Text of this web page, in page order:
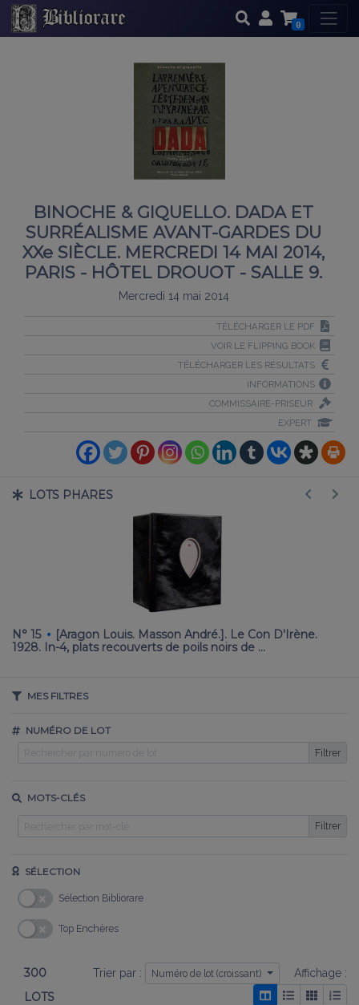
0
BINOCHE & GIQUELLO. DADA ET
SURRÉALISME AVANT-GARDES DU
XXe SIÈCLE. MERCREDI 14 MAI 2014,
PARIS - HÔTEL DROUOT - SALLE 9.
Mercredi 14 mai 2014
TÉLÉCHARGER LE PDF
VOIR LE FLIPPING BOOK
TÉLÉCHARGER LES RÉSULTATS
INFORMATIONS
COMMISSAIRE-PRISEUR
EXPERT
LOTS PHARES
N° 15 · [Aragon Louis. Masson André.]. Le Con D'Irène.
1928. In-4, plats recouverts de poils noirs de …
MES FILTRES
NUMÉRO DE LOT
Filtrer
MOTS-CLÉS
Filtrer
SÉLECTION
Sélection Bibliorare
Top Enchères
300
LOTS
Trier par : Numéro de lot (croissant) Affichage :